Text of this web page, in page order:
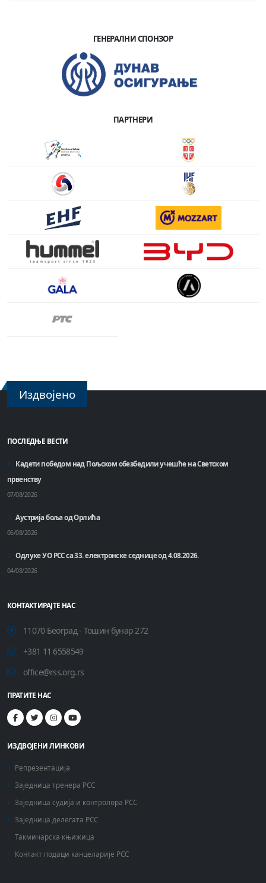
ГЕНЕРАЛНИ СПОНЗОР
ПАРТНЕРИ
Издвојено
ПОСЛЕДЊЕ ВЕСТИ
Кадети победом над Пољском обезбедили учешће на Светском
првенству
07/08/2026
Аустрија боља од Орлића
06/08/2026
Одлуке УО РСС са 33. електронске седнице од 4.08.2026.
04/08/2026
КОНТАКТИРАЈТЕ НАС
11070 Београд - Тошин бунар 272
+381 11 6558549
office@rss.org.rs
ПРАТИТЕ НАС
ИЗДВОЈЕНИ ЛИНКОВИ
Репрезентација
Заједница тренера РСС
Заједница судија и контролора РСС
Заједница делегата РСС
Такмичарска књижица
Контакт подаци канцеларије РСС